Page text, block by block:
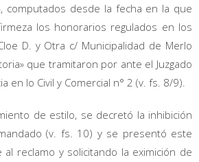
computados desde la fecha en la que
los honorarios regulados en los
D. y Otra c/ Municipalidad de Merlo
que tramitaron por ante el Juzgado
en lo Civil y Comercial n° 2 (v. fs. 8/9).
de estilo, se decretó la inhibición
(v. fs. 10) y se presentó este
al reclamo y solicitando la eximición de